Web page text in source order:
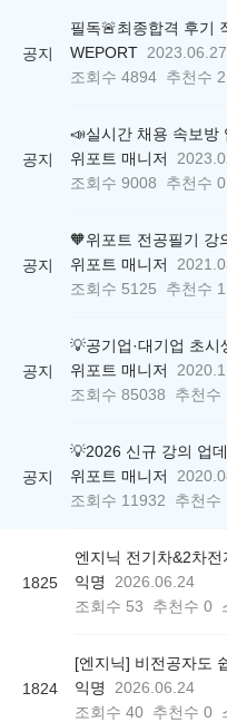
공지
WEPORT 2023.06.27
조회수 4894 추천수 2
공지
📣실시간 채용 속보방
위포트 매니저
조회수 9008 추천수 0
공지
위포트 매니저
조회수 5125 추천수 1
공지
위포트 매니저
조회수 85038 추천수
공지
위포트 매니저
조회수 11932 추천수
1825
익명
2026.06.24
조회수 53 추천수 0
1824
익명
2026.06.24
조회수 40 추천수 0